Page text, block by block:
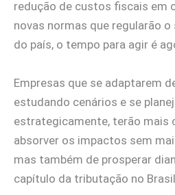
redução de custos fiscais em
novas normas que regularão
do país, o tempo para agir é
Empresas que se adaptarem
estudando cenários e se
estrategicamente, terão mais
absorver os impactos sem
mas também de prosperar
capítulo da tributação no Brasil.